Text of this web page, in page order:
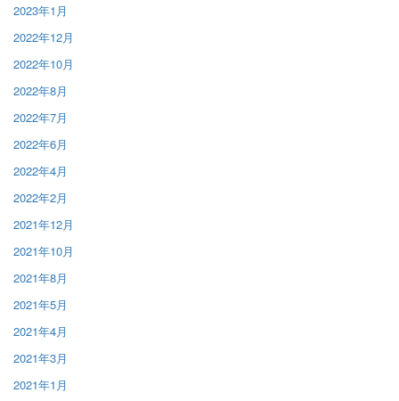
2023年1月
2022年12月
2022年10月
2022年8月
2022年7月
2022年6月
2022年4月
2022年2月
2021年12月
2021年10月
2021年8月
2021年5月
2021年4月
2021年3月
2021年1月